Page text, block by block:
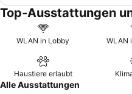
Top-Ausstattungen
WLAN in Lobby WLAN
Haustiere erlaubt
Alle Ausstattungen